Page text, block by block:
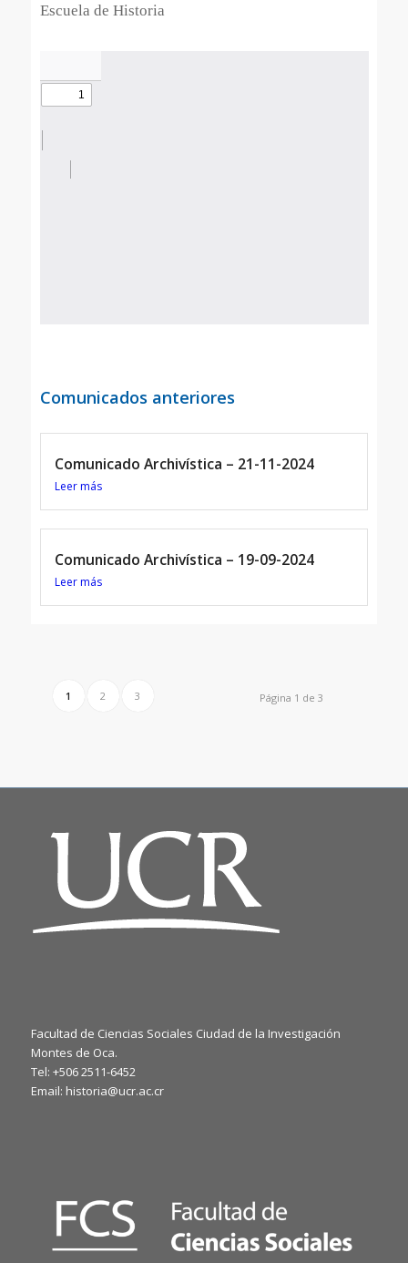
Escuela de Historia
Comunicados anteriores
Comunicado Archivística – 21-11-2024
Leer más
Comunicado Archivística – 19-09-2024
Leer más
Página 1 de 3
1 2 3
Facultad de Ciencias Sociales Ciudad de la Investigación
Montes de Oca.
Tel: +506 2511-6452
Email: historia@ucr.ac.cr